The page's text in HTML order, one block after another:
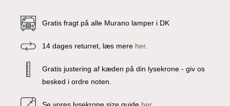
Gratis fragt på alle Murano lamper i DK
14 dages returret, læs mere her.
Gratis justering af kæden på din lysekrone - giv os
besked i ordre noten.
Se vores lysekrone size guide her.